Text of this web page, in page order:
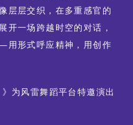
层层交织，在多重感官的
开一场跨越时空的对话，
形式呼应精神，用创作
为风雷舞蹈平台特邀演出